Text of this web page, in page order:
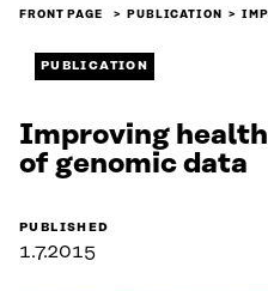
FRONT PAGE PUBLICATION
PUBLICATION
Improving
of genomic data
PUBLISHED
1.7.2015